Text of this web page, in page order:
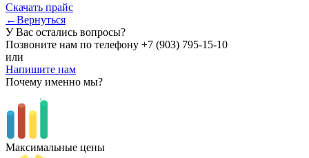
Скачать прайс
←Вернуться
У Вас остались вопросы?
Позвоните нам по телефону +7 (903) 795-15-10
или
Напишите нам
Почему именно мы?
Максимальные цены